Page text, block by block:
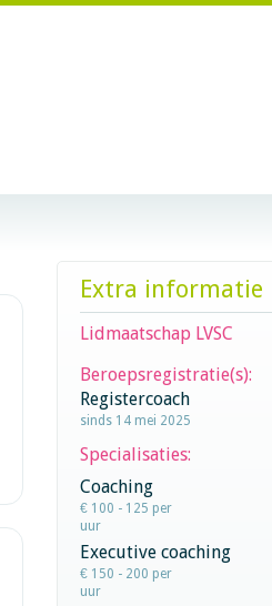
Extra informatie
Lidmaatschap LVSC
Beroepsregistratie(s):
Registercoach
sinds 14 mei 2025
Specialisaties:
Coaching
€ 100 - 125 per
uur
Executive coaching
€ 150 - 200 per
uur